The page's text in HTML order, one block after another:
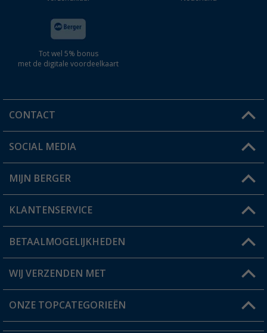
Tot wel 5% bonus
met de digitale voordeelkaart
CONTACT
Een vraag?
Winkel vinden
SOCIAL MEDIA
MIJN BERGER
Mijn account
Status bestelling
Verlanglijstje
KLANTENSERVICE
FAQ & Contact
Verzendinformatie
Catalogus
BETAALMOGELIJKHEDEN
WIJ VERZENDEN MET
ONZE TOPCATEGORIEËN